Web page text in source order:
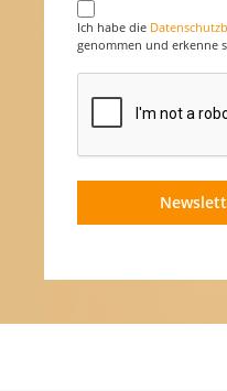
Ich habe die
genommen und erkenne